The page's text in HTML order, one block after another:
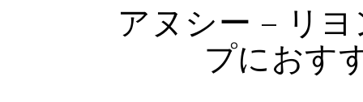
アヌシー – リ
プにおす